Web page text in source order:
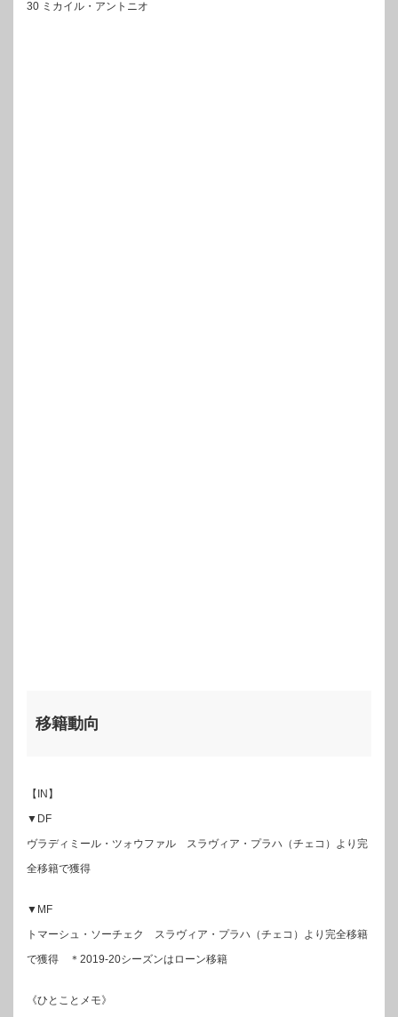
30 ミカイル・アントニオ
移籍動向
【IN】
▼DF
ヴラディミール・ツォウファル スラヴィア・プラハ（チェコ）より完
全移籍で獲得
▼MF
トマーシュ・ソーチェク スラヴィア・プラハ（チェコ）より完全移籍
で獲得 ＊2019-20シーズンはローン移籍
《ひとことメモ》